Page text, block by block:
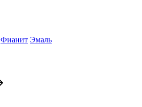
Фианит Эмаль